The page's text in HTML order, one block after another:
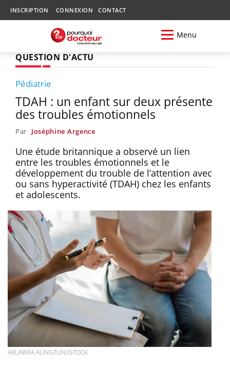
INSCRIPTION CONNEXION CONTACT
Menu
QUESTION D'ACTU
Pédiatrie
TDAH : un enfant sur deux présente
des troubles émotionnels
Par Joséphine Argence
Une étude britannique a observé un lien
entre les troubles émotionnels et le
développement du trouble de l’attention avec
ou sans hyperactivité (TDAH) chez les enfants
et adolescents.
ARLAWKA AUNGTUN/ISTOCK